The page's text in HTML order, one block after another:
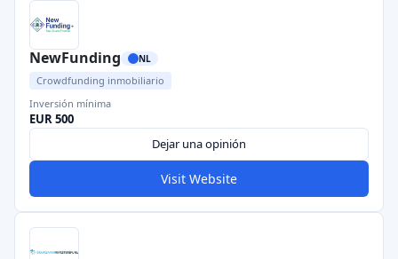
NewFunding NL
Crowdfunding inmobiliario
Inversión mínima
EUR 500
Dejar una opinión
Visit Website